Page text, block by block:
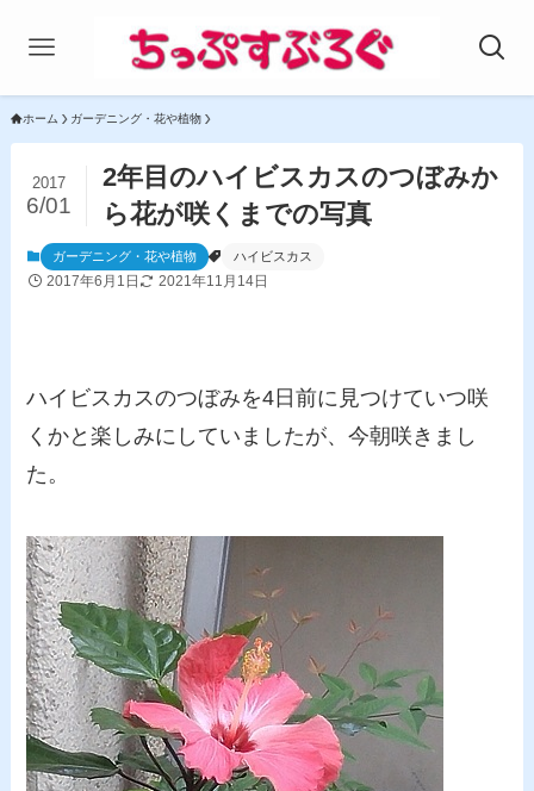
ホーム ガーデニング・花や植物
2年目のハイビスカスのつぼみか
ら花が咲くまでの写真
2017
6/01
ガーデニング・花や植物 ハイビスカス
2017年6月1日 2021年11月14日
ハイビスカスのつぼみを4日前に見つけていつ咲
くかと楽しみにしていましたが、今朝咲きまし
た。